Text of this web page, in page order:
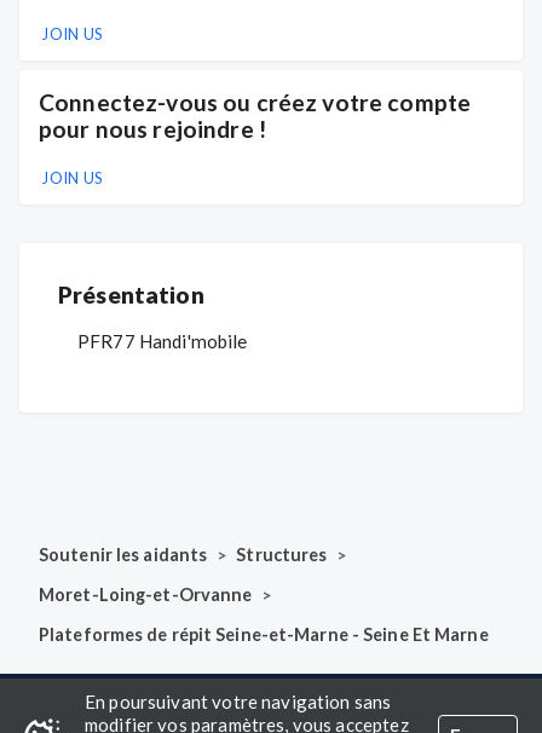
En poursuivant votre navigation sans
modifier vos paramètres, vous acceptez
JOIN US
Connectez-vous ou créez votre compte
pour nous rejoindre !
JOIN US
Présentation
PFR77 Handi'mobile
Soutenir les aidants > Structures >
Moret-Loing-et-Orvanne >
Plateformes de répit Seine-et-Marne - Seine Et Marne